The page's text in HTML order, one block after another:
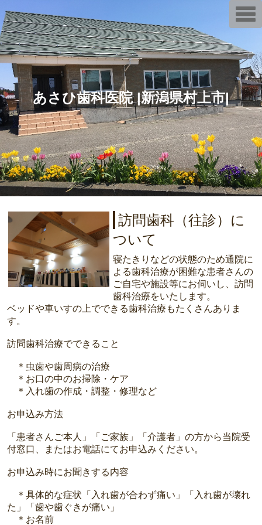
あさひ歯科医院 |新潟県村上市|
訪問歯科（往診）に
ついて
寝たきりなどの状態のため通院に
よる歯科治療が困難な患者さんの
ご自宅や施設等にお伺いし、訪問
歯科治療をいたします。
ベッドや車いすの上でできる歯科治療もたくさんありま
す。
訪問歯科治療でできること
＊虫歯や歯周病の治療
＊お口の中のお掃除・ケア
＊入れ歯の作成・調整・修理など
お申込み方法
「患者さんご本人」「ご家族」「介護者」の方から当院受
付窓口、またはお電話にてお申込みください。
お申込み時にお聞きする内容
＊具体的な症状「入れ歯が合わず痛い」「入れ歯が壊れ
た」「歯や歯ぐきが痛い」
＊お名前
T
o
g
e
n
a
v
i
g
a
t
i
o
n